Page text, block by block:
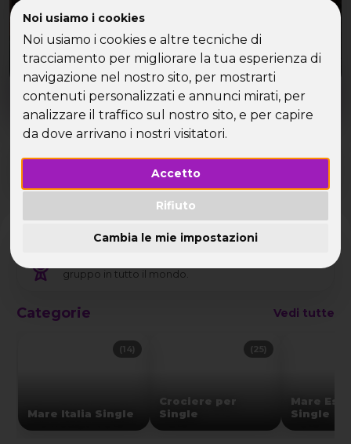
Noi usiamo i cookies
Noi usiamo i cookies e altre tecniche di
tracciamento per migliorare la tua esperienza di
navigazione nel nostro sito, per mostrarti
contenuti personalizzati e annunci mirati, per
analizzare il traffico sul nostro sito, e per capire
da dove arrivano i nostri visitatori.
Accetto
Rifiuto
Cambia le mie impostazioni
Dove? Quando?
Tutto l'anno
🔥 ⏳
Last minute
🛏️
In singola
🎟️
Vacanze di gruppo per single dal 1999
gruppo in tutto il mondo.
Categorie Vedi tutte
Mare Italia Single
(14)
Crociere per
Single
(25)
Mare
Single